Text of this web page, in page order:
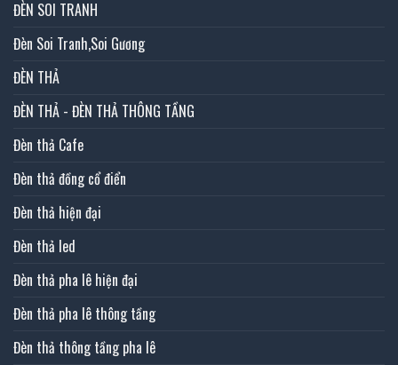
ĐÈN SOI TRANH
Đèn Soi Tranh,Soi Gương
ĐÈN THẢ
ĐÈN THẢ - ĐÈN THẢ THÔNG TẦNG
Đèn thả Cafe
Đèn thả đồng cổ điển
Đèn thả hiện đại
Đèn thả led
Đèn thả pha lê hiện đại
Đèn thả pha lê thông tầng
Đèn thả thông tầng pha lê